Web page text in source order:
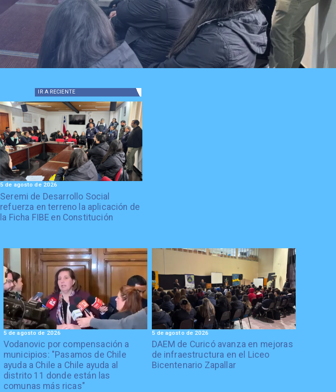
IR A RECIENTE
Seremi de Desarrollo Social
refuerza en terreno la aplicación de
la Ficha FIBE en Constitución
5 de agosto de 2026
Vodanovic por compensación a
municipios: "Pasamos de Chile
ayuda a Chile a Chile ayuda al
distrito 11 donde están las
comunas más ricas"
5 de agosto de 2026
DAEM de Curicó avanza en mejoras
de infraestructura en el Liceo
Bicentenario Zapallar
5 de agosto de 2026